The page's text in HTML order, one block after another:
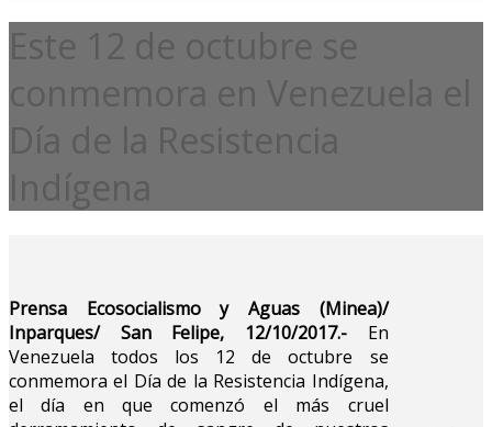
Este 12 de octubre se
conmemora en Venezuela el
Día de la Resistencia
Indígena
Prensa Ecosocialismo y Aguas (Minea)/
Inparques/ San Felipe, 12/10/2017.-En
Venezuela todos los 12 de octubre se
conmemora el Día de la Resistencia Indígena,
el día en que comenzó el más cruel